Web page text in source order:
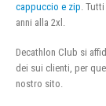
cappuccio e zip.
anni alla 2xl.
Decathlon Club si
dei sui clienti, per
nostro sito.